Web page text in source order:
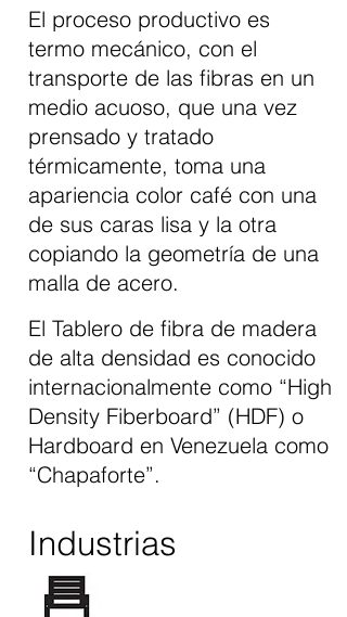
El proceso productivo es
termo mecánico, con el
transporte de las fibras en un
medio acuoso, que una vez
prensado y tratado
térmicamente, toma una
apariencia color café con una
de sus caras lisa y la otra
copiando la geometría de una
malla de acero.
El Tablero de fibra de madera
de alta densidad es conocido
internacionalmente como “High
Density Fiberboard” (HDF) o
Hardboard en Venezuela como
“Chapaforte”.
Industrias